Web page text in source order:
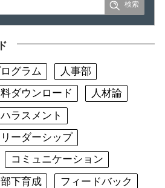
グラム
人事部
ダウンロード
人材論
ハラスメント
リーダーシップ
コミュニケーション
部下育成
フィードバック